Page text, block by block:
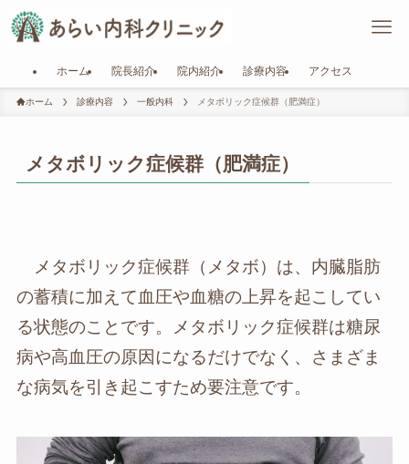
ホーム 院長紹介 院内紹介 診療内容 アクセス
ホーム 診療内容 一般内科 メタボリック症候群（肥満症）
メタボリック症候群（肥満症）
メタボリック症候群（メタボ）は、内臓脂肪
の蓄積に加えて血圧や血糖の上昇を起こしてい
る状態のことです。メタボリック症候群は糖尿
病や高血圧の原因になるだけでなく、さまざま
な病気を引き起こすため要注意です。